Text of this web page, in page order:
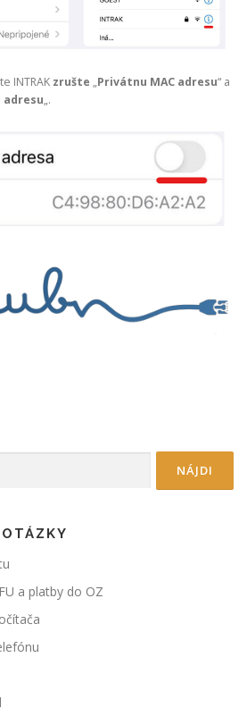
INTRAK zrušte „Privátnu MAC adresu“ a
adresu„.
a platby do OZ